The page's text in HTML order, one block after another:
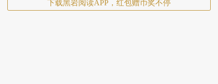
下载黑岩阅读APP，红包赠币奖不停